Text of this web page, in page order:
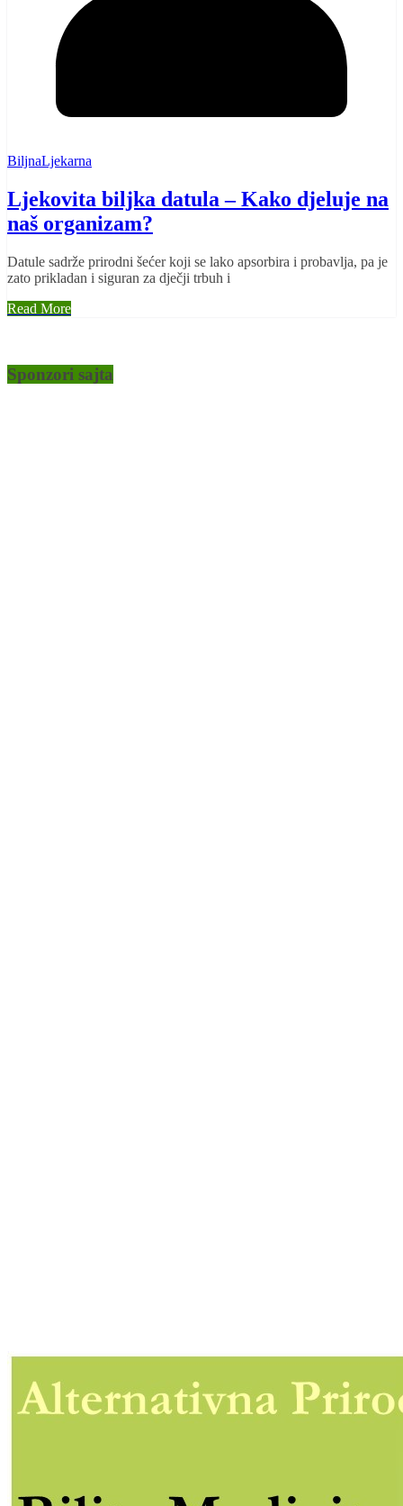
BiljnaLjekarna
Ljekovita biljka datula – Kako djeluje na
naš organizam?
Datule sadrže prirodni šećer koji se lako apsorbira i probavlja, pa je
zato prikladan i siguran za dječji trbuh i
Read More
Sponzori sajta